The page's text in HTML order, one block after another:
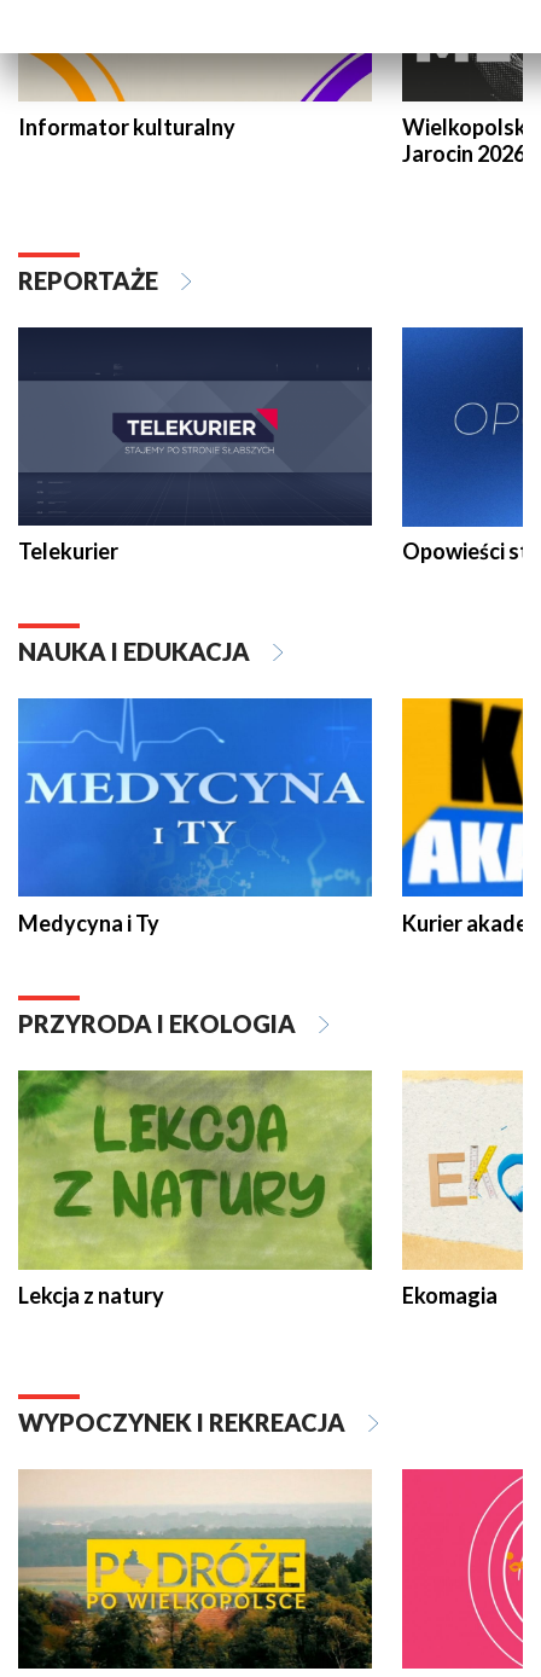
Informator kulturalny
Jarocin 2026
REPORTAŻE
Telekurier Opowieści
NAUKA I EDUKACJA
Medycyna i Ty Kurier
PRZYRODA I EKOLOGIA
Lekcja z natury Ekomagia
WYPOCZYNEK I REKREACJA